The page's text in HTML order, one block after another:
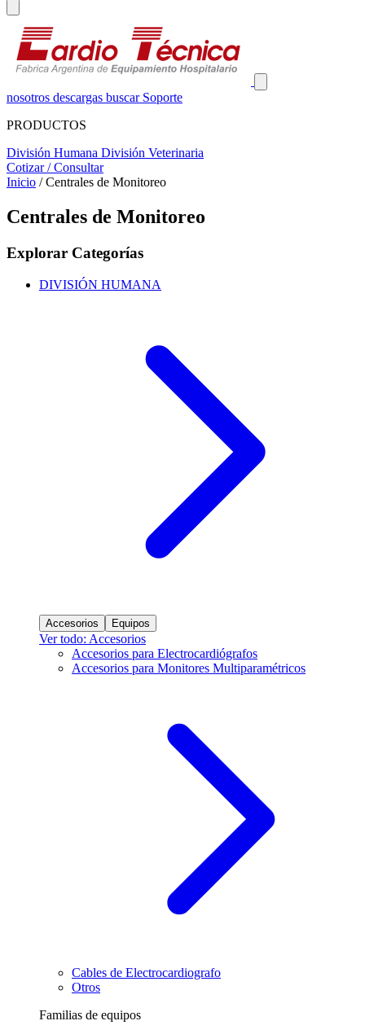
nosotros descargas buscar Soporte
PRODUCTOS
División Humana División Veterinaria
Cotizar / Consultar
Inicio / Centrales de Monitoreo
Centrales de Monitoreo
Explorar Categorías
DIVISIÓN HUMANA
Accesorios Equipos
Ver todo: Accesorios
Accesorios para Electrocardiógrafos
Accesorios para Monitores Multiparamétricos
Cables de Electrocardiografo
Otros
Familias de equipos